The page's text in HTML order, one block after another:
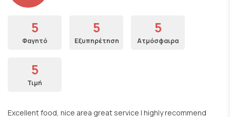
5
Φαγητό
5
Εξυπηρέτηση
5
Ατμόσφαιρα
5
Τιμή
Excellent food, nice area great service I highly recommend